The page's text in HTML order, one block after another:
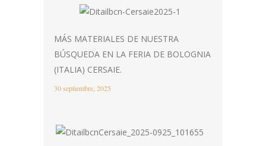
MÁS MATERIALES DE NUESTRA
BÚSQUEDA EN LA FERIA DE BOLOGNIA
(ITALIA) CERSAIE.
30 septiembre, 2025